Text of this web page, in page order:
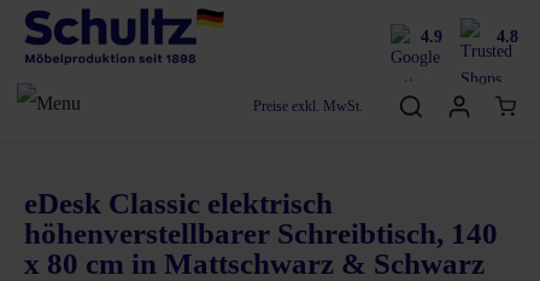
4.9 4.8
Preise exkl. MwSt.
eDesk Classic elektrisch
höhenverstellbarer Schreibtisch, 140
x 80 cm in Mattschwarz & Schwarz